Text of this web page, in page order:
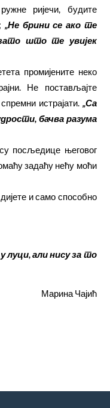
ријечи, будите
„Не брини се ако те
што те увијек
промијените неко
Не постављајте
истрајати.„Са
бачва разума
су посљедице његовог
задаћу нећу моћи
и само способно
луци, али нису за то
Марина Чајић